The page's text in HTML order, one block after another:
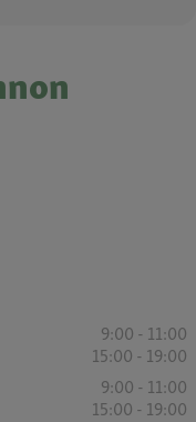
9:00 - 11:00
15:00 - 19:00
9:00 - 11:00
15:00 - 19:00